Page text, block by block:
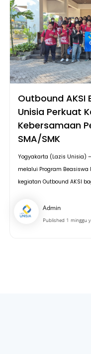
Outbound AKSI
Unisia Perkuat
Kebersamaan
SMA/SMK
Yogyakarta (Lazis Unisia)
melalui Program
kegiatan Outbound AKSI
Admin
Published 1 minggu